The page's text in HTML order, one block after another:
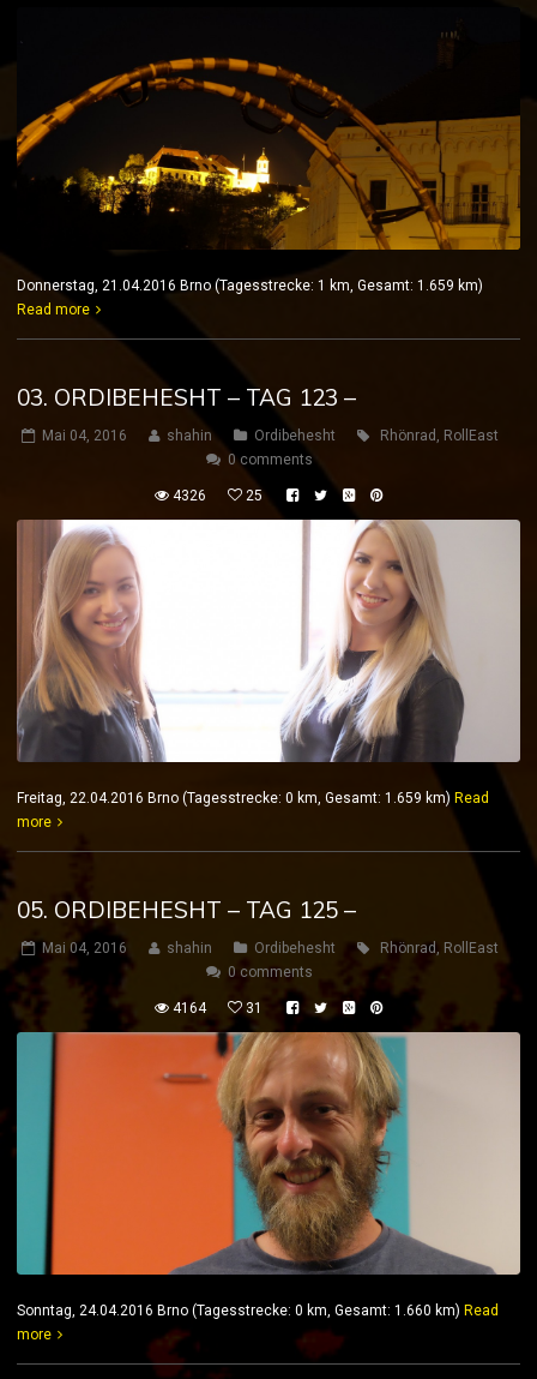
Donnerstag, 21.04.2016 Brno (Tagesstrecke: 1 km, Gesamt: 1.659 km)
Read more
03. ORDIBEHESHT – TAG 123 –
Mai 04, 2016 shahin Ordibehesht Rhönrad , RollEast
0 comments
4326 25
Freitag, 22.04.2016 Brno (Tagesstrecke: 0 km, Gesamt: 1.659 km) Read
more
05. ORDIBEHESHT – TAG 125 –
Mai 04, 2016 shahin Ordibehesht Rhönrad , RollEast
0 comments
4164 31
Sonntag, 24.04.2016 Brno (Tagesstrecke: 0 km, Gesamt: 1.660 km) Read
more